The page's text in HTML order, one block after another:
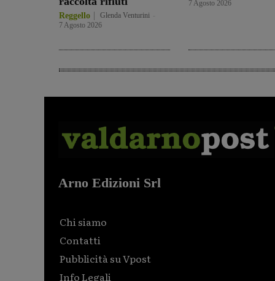
Reggello Glenda Venturini
7 Agosto 2026
7 Agosto 2026
Arno Edizioni Srl
Chi siamo
Contatti
Pubblicità su Vpost
Info Legali